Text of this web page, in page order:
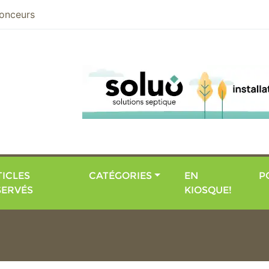
CATÉGORIES
EN
KIOSQUE!